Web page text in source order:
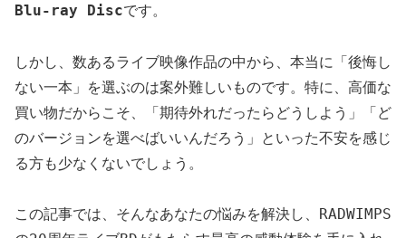
Blu-ray Discです。
しかし、数あるライブ映像作品の中から、本当に「後悔し
ない一本」を選ぶのは案外難しいものです。特に、高価な
買い物だからこそ、「期待外れだったらどうしよう」「ど
のバージョンを選べばいいんだろう」といった不安を感じ
る方も少なくないでしょう。
この記事では、そんなあなたの悩みを解決し、RADWIMPS